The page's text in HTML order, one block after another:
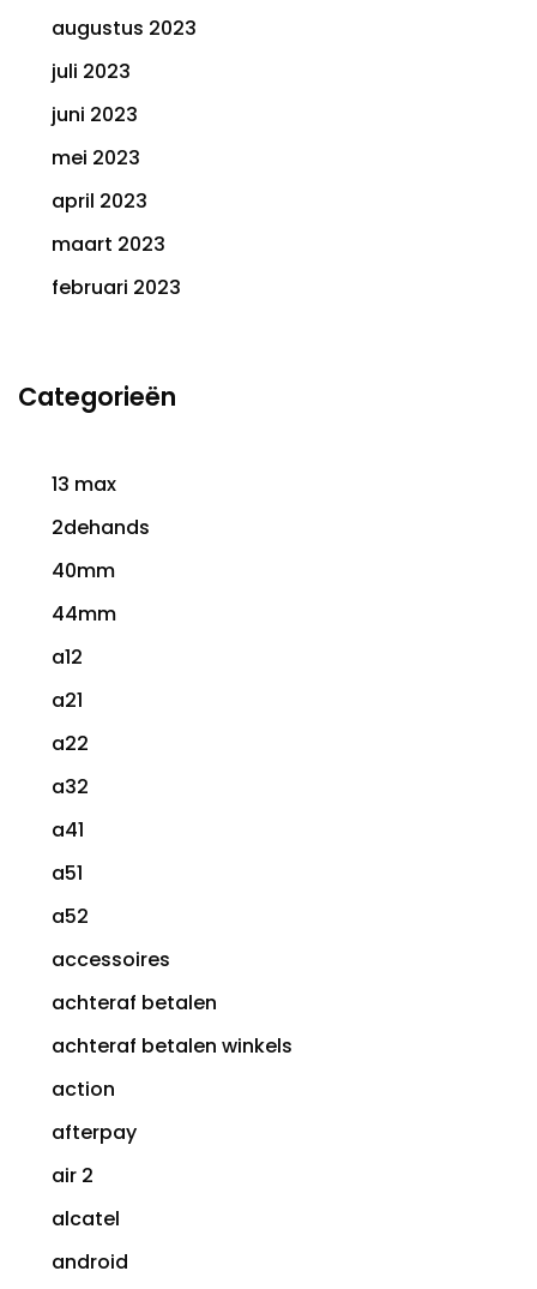
augustus 2023
juli 2023
juni 2023
mei 2023
april 2023
maart 2023
februari 2023
Categorieën
13 max
2dehands
40mm
44mm
a12
a21
a22
a32
a41
a51
a52
accessoires
achteraf betalen
achteraf betalen winkels
action
afterpay
air 2
alcatel
android